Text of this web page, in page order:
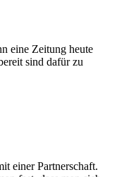
eine Zeitung heute
sind dafür zu
einer Partnerschaft.